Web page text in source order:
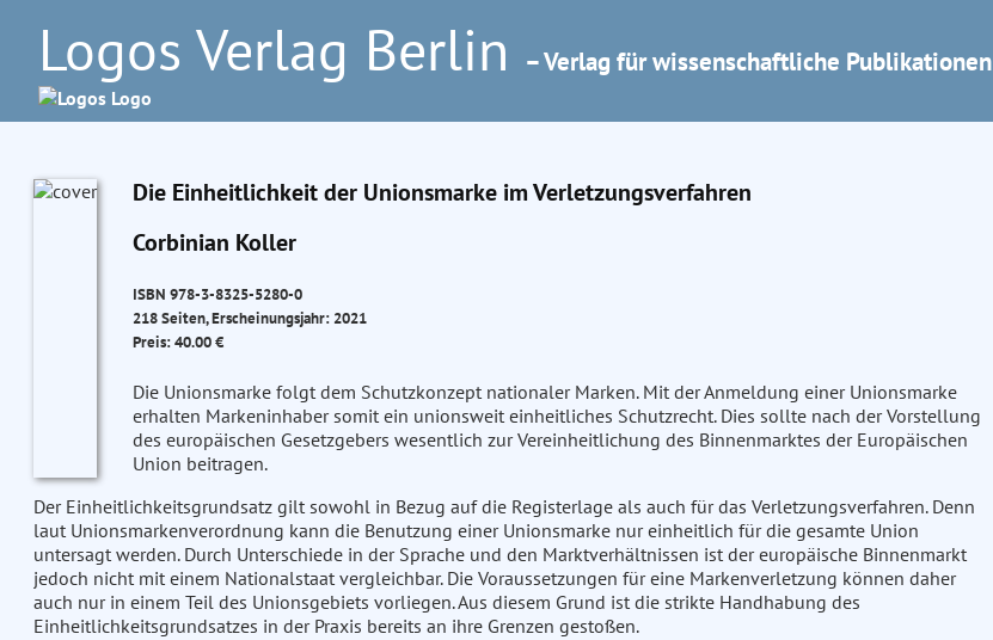
Logos Verlag Berlin – Verlag für wissenschaftliche Publikationen
Die Einheitlichkeit der Unionsmarke im Verletzungsverfahren
Corbinian Koller
ISBN 978-3-8325-5280-0
218 Seiten, Erscheinungsjahr: 2021
Preis: 40.00 €
Die Unionsmarke folgt dem Schutzkonzept nationaler Marken. Mit der Anmeldung einer Unionsmarke
erhalten Markeninhaber somit ein unionsweit einheitliches Schutzrecht. Dies sollte nach der Vorstellung
des europäischen Gesetzgebers wesentlich zur Vereinheitlichung des Binnenmarktes der Europäischen
Union beitragen.
Der Einheitlichkeitsgrundsatz gilt sowohl in Bezug auf die Registerlage als auch für das Verletzungsverfahren. Denn
laut Unionsmarkenverordnung kann die Benutzung einer Unionsmarke nur einheitlich für die gesamte Union
untersagt werden. Durch Unterschiede in der Sprache und den Marktverhältnissen ist der europäische Binnenmarkt
jedoch nicht mit einem Nationalstaat vergleichbar. Die Voraussetzungen für eine Markenverletzung können daher
auch nur in einem Teil des Unionsgebiets vorliegen. Aus diesem Grund ist die strikte Handhabung des
Einheitlichkeitsgrundsatzes in der Praxis bereits an ihre Grenzen gestoßen.